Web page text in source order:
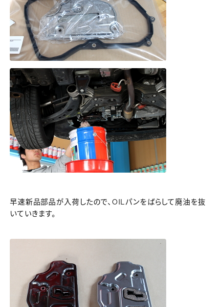
早速新品部品が入荷したので、OILパンをばらして廃油を抜
いていきます。